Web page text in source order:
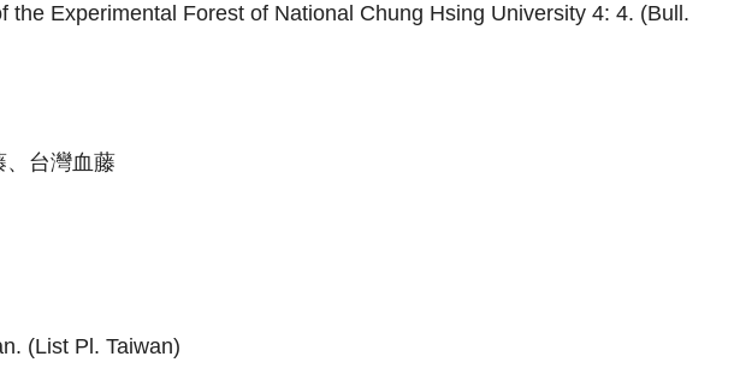
the Experimental Forest of National Chung Hsing University 4: 4. (Bull.
、台灣血藤
(List Pl. Taiwan)